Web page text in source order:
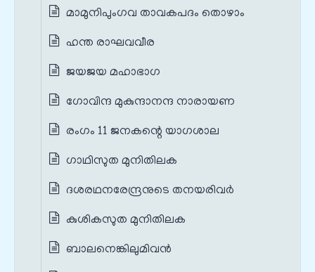
മാമുനിപുംഗവ താവകപദം തൊഴാം
ഹന്ത രാഘവവീര
ജയജയ മഹാഭാഗ
ഗോവിന്ദ മുകുന്ദാനന്ദ നാരായണ
രംഗം 11 ജനകന്റെ യാഗശാല
ഗാഥിസുത മുനിതിലക
ദശരഥനരേന്ദ്രനുടെ തനയരിവര്‍
കുശികസുത മുനിതിലക
ബാലനെങ്കിലുമിവന്‍